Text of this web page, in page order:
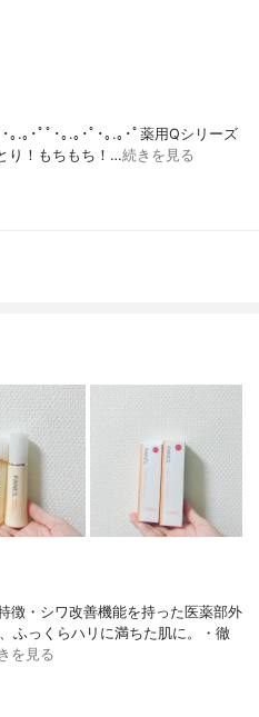
｡.｡･ﾟﾟ･｡.｡･ﾟ･｡.｡･ﾟ薬用Qシリーズ
り！もちもち！…続きを見る
・シワ改善機能を持った医薬部外
ふっくらハリに満ちた肌に。・徹
を見る